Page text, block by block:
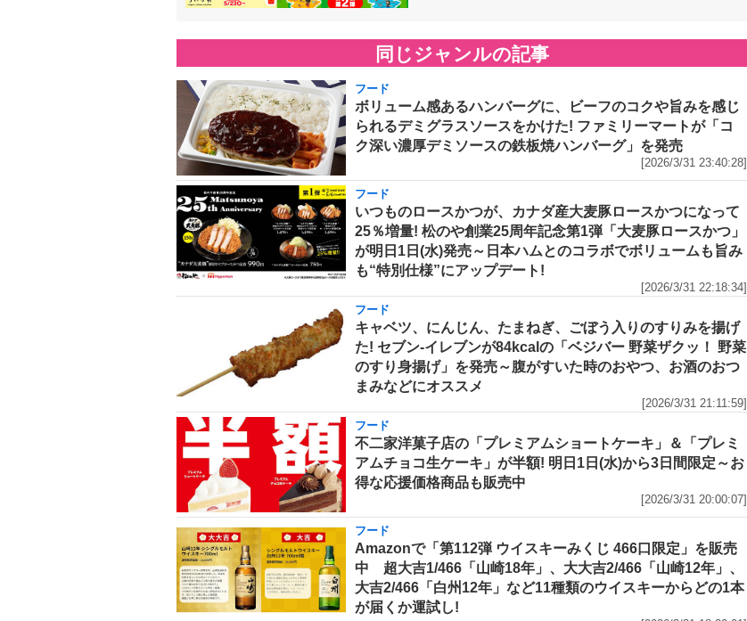
同じジャンルの記事
フード
ボリューム感あるハンバーグに、ビーフのコクや旨みを感じ
られるデミグラスソースをかけた! ファミリーマートが「コ
ク深い濃厚デミソースの鉄板焼ハンバーグ」を発売
[2026/3/31 23:40:28]
フード
いつものロースかつが、カナダ産大麦豚ロースかつになって
25％増量! 松のや創業25周年記念第1弾「大麦豚ロースかつ」
が明日1日(水)発売～日本ハムとのコラボでボリュームも旨み
も“特別仕様”にアップデート!
[2026/3/31 22:18:34]
フード
キャベツ、にんじん、たまねぎ、ごぼう入りのすりみを揚げ
た! セブン‐イレブンが84kcalの「ベジバー 野菜ザクッ！ 野菜
のすり身揚げ」を発売～腹がすいた時のおやつ、お酒のおつ
まみなどにオススメ
[2026/3/31 21:11:59]
フード
不二家洋菓子店の「プレミアムショートケーキ」＆「プレミ
アムチョコ生ケーキ」が半額! 明日1日(水)から3日間限定～お
得な応援価格商品も販売中
[2026/3/31 20:00:07]
フード
Amazonで「第112弾 ウイスキーみくじ 466口限定」を販売
中 超大吉1/466「山崎18年」、大大吉2/466「山崎12年」、
大吉2/466「白州12年」など11種類のウイスキーからどの1本
が届くか運試し!